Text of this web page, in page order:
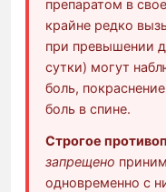
препаратом в
крайне редко
при превышении
сутки) могут
боль,
боль в спине.
Строгое
запрещено
одновременно с